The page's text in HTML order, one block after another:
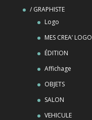
/ GRAPHISTE
Logo
MES CREA’ LOGO
ÉDITION
Affichage
OBJETS
SALON
VEHICULE